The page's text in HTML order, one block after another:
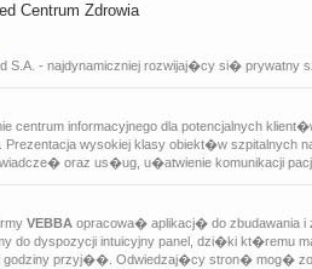
Centrum Zdrowia
S.A. - najdynamiczniej rozwijaj�cy si� prywatny
centrum informacyjnego dla potencjalnych
wysokiej klasy obiekt�w szpitalnych
oraz us�ug, u�atwienie komunikacji
VEBBA opracowa� aplikacj� do zbudawania
do dyspozycji intuicyjny panel, dzi�ki
godziny przyj��. Odwiedzaj�cy stron� mog�
Failed to
/opt/